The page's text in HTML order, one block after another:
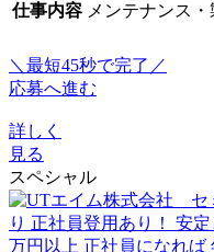
仕事内容 メンテナンス・
＼最短45秒で完了／
応募へ進む
詳しく
見る
スペシャル